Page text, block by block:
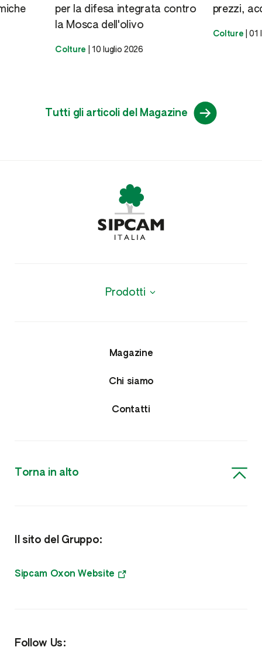
per la difesa integrata contro
la Mosca dell'olivo
Colture |10 luglio 2026
prezzi,
Colture |01
Tutti gli articoli del Magazine
Prodotti
Agrofarmaci
Insetticidi e Nematocidi
Acaricidi e Lumachicidi
Microgranuli Starter
Meso e Microelementi
Magazine
Chi siamo
Contatti
Torna in alto
Il sito del Gruppo:
Sipcam Oxon Website
Follow Us: